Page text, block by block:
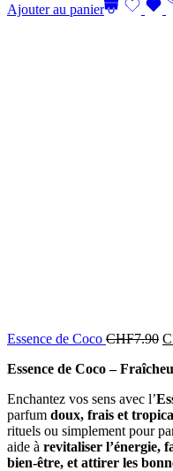
Ajouter au panier
Essence de Coco CHF7.90
Essence de Coco –
Enchantez vos sens avec l’
parfum doux, frais et
rituels ou simplement pour
aide à revitaliser l’énergie,
bien-être, et attirer les